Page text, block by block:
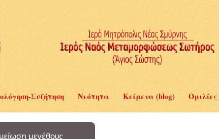
Συζήτηση Νεότητα Κείμενα (blog) Ομιλίες
μεγέθους